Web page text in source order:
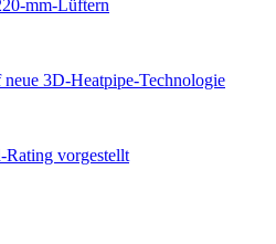
mm-Lüftern
3D-Heatpipe-Technologie
Rating vorgestellt